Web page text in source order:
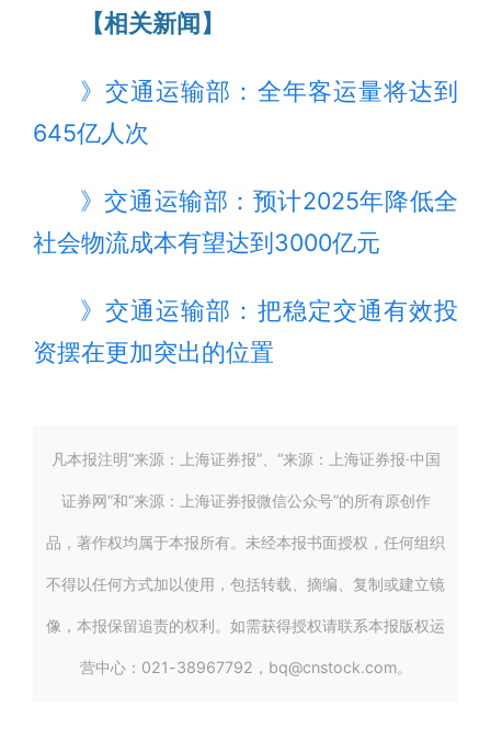
【相关新闻】
》交通运输部：全年客运量将达到
645亿人次
》交通运输部：预计2025年降低全
社会物流成本有望达到3000亿元
》交通运输部：把稳定交通有效投
资摆在更加突出的位置
凡本报注明“来源：上海证券报”、“来源：上海证券报·中国
证券网”和“来源：上海证券报微信公众号”的所有原创作
品，著作权均属于本报所有。未经本报书面授权，任何组织
不得以任何方式加以使用，包括转载、摘编、复制或建立镜
像，本报保留追责的权利。如需获得授权请联系本报版权运
营中心：021-38967792，bq@cnstock.com。